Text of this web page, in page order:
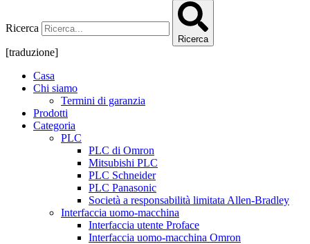
Ricerca
Ricerca
[traduzione]
Casa
Chi siamo
Termini di garanzia
Prodotti
Categoria
PLC
PLC di Omron
Mitsubishi PLC
PLC Schneider
PLC Panasonic
Società a responsabilità limitata Allen-Bradley
Interfaccia uomo-macchina
Interfaccia utente Proface
Interfaccia uomo-macchina Omron